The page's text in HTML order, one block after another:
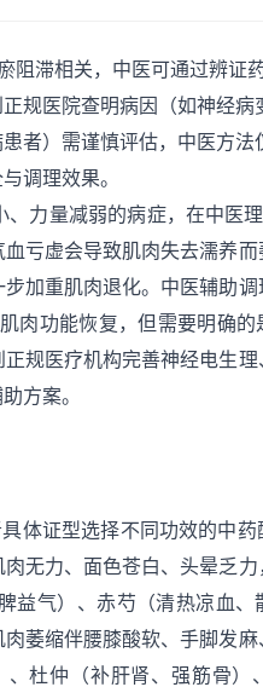
阻滞相关，中医可通过辨证
规医院查明病因（如神经病
者）需谨慎评估，中医方法
调理效果。
力量减弱的病症，在中医理
亏虚会导致肌肉失去濡养而
加重肌肉退化。中医辅助调
肉功能恢复，但需要明确
规医疗机构完善神经电生理
方案。
体证型选择不同功效的中
无力、面色苍白、头晕乏
益气）、赤芍（清热凉血、
萎缩伴腰膝酸软、手脚发
杜仲（补肝肾、强筋骨）